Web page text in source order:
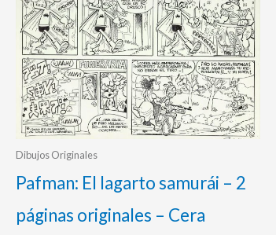
Dibujos Originales
Pafman: El lagarto samurái – 2
páginas originales – Cera